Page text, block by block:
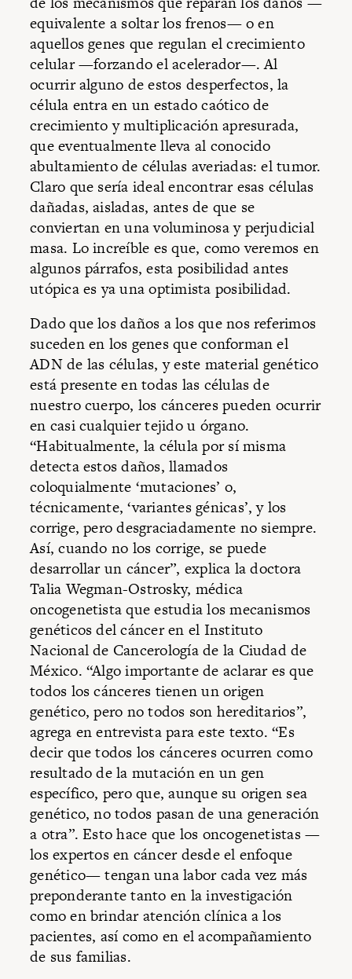
equivalente a soltar los frenos— o en
aquellos genes que regulan el crecimiento
celular —forzando el acelerador—. Al
ocurrir alguno de estos desperfectos, la
célula entra en un estado caótico de
crecimiento y multiplicación apresurada,
que eventualmente lleva al conocido
abultamiento de células averiadas: el tumor.
Claro que sería ideal encontrar esas células
dañadas, aisladas, antes de que se
conviertan en una voluminosa y perjudicial
masa. Lo increíble es que, como veremos en
algunos párrafos, esta posibilidad antes
utópica es ya una optimista posibilidad.
Dado que los daños a los que nos referimos
suceden en los genes que conforman el
ADN de las células, y este material genético
está presente en todas las células de
nuestro cuerpo, los cánceres pueden ocurrir
en casi cualquier tejido u órgano.
“Habitualmente, la célula por sí misma
detecta estos daños, llamados
coloquialmente ‘mutaciones’ o,
técnicamente, ‘variantes génicas’, y los
corrige, pero desgraciadamente no siempre.
Así, cuando no los corrige, se puede
desarrollar un cáncer”, explica la doctora
Talia Wegman-Ostrosky, médica
oncogenetista que estudia los mecanismos
genéticos del cáncer en el Instituto
Nacional de Cancerología de la Ciudad de
México. “Algo importante de aclarar es que
todos los cánceres tienen un origen
genético, pero no todos son hereditarios”,
agrega en entrevista para este texto. “Es
decir que todos los cánceres ocurren como
resultado de la mutación en un gen
específico, pero que, aunque su origen sea
genético, no todos pasan de una generación
a otra”. Esto hace que los oncogenetistas —
los expertos en cáncer desde el enfoque
genético— tengan una labor cada vez más
preponderante tanto en la investigación
como en brindar atención clínica a los
pacientes, así como en el acompañamiento
de sus familias.